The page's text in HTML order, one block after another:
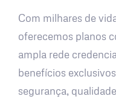
Com milhares de
oferecemos planos
ampla rede
benefícios
segurança,